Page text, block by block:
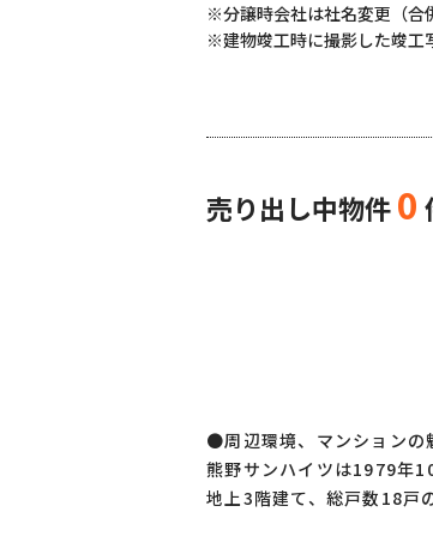
※分譲時会社は社名変更（合
※建物竣工時に撮影した竣工
売り出し中物件0
●周辺環境、マンションの
熊野サンハイツは1979年
地上3階建て、総戸数18戸